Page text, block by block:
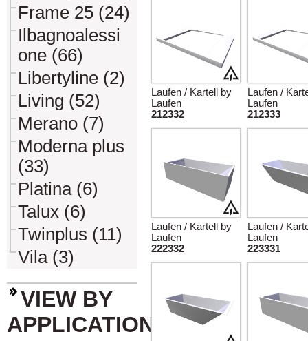
Frame 25 (24)
Ilbagnoalessi
one (66)
Libertyline (2)
Living (52)
Merano (7)
Moderna plus
(33)
Platina (6)
Talux (6)
Twinplus (11)
Vila (3)
VIEW BY
APPLICATION
Laufen / Kartell by
Laufen
212332
Laufen /
Laufen
212333
Laufen / Kartell by
Laufen
222332
Laufen /
Laufen
223331